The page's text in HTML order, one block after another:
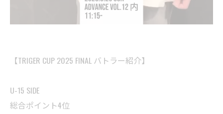
【TRIGER CUP 2025 FINAL バトラー紹介】
U-15 SIDE
総合ポイント4位